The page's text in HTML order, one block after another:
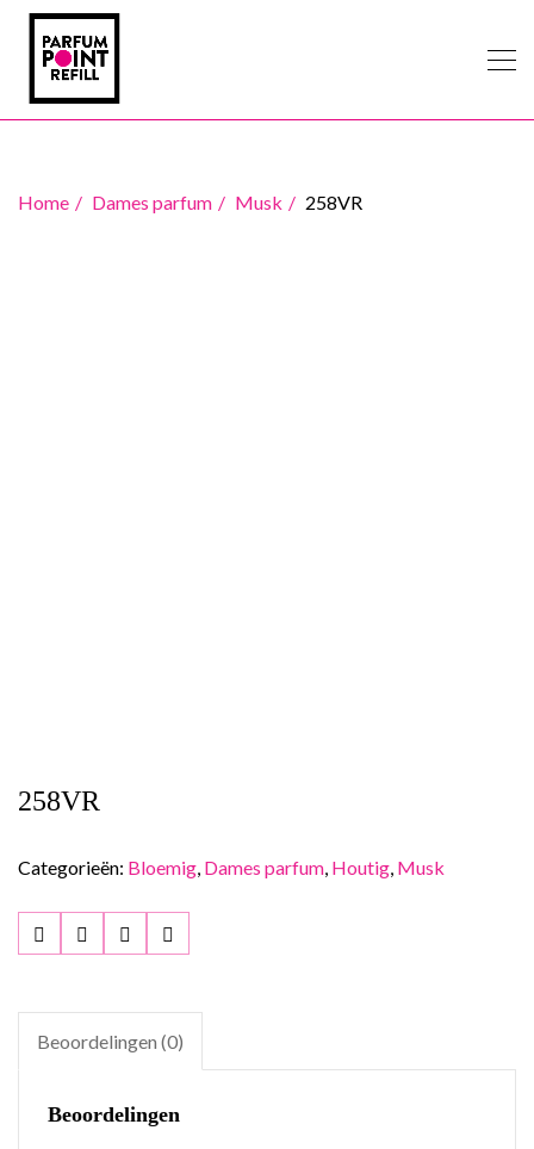
Home Dames parfum Musk 258VR
258VR
Categorieën: Bloemig, Dames parfum, Houtig, Musk
Beoordelingen (0)
Beoordelingen